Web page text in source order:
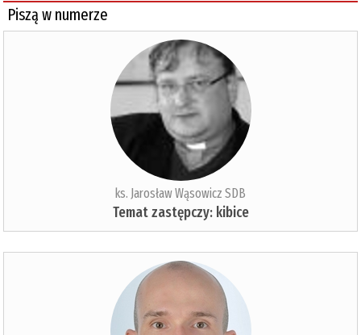
Piszą w numerze
ks. Jarosław Wąsowicz SDB
Temat zastępczy: kibice